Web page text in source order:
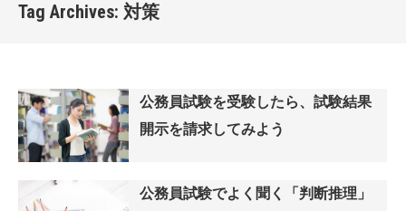
Tag Archives: 対策
公務員試験を受験したら、試験結果
開示を請求してみよう
公務員試験でよく聞く「判断推理」